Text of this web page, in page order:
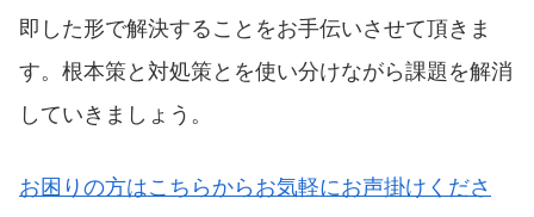
即した形で解決することをお手伝いさせて頂きま
す。根本策と対処策とを使い分けながら課題を解消
していきましょう。
お困りの方はこちらからお気軽にお声掛けくださ